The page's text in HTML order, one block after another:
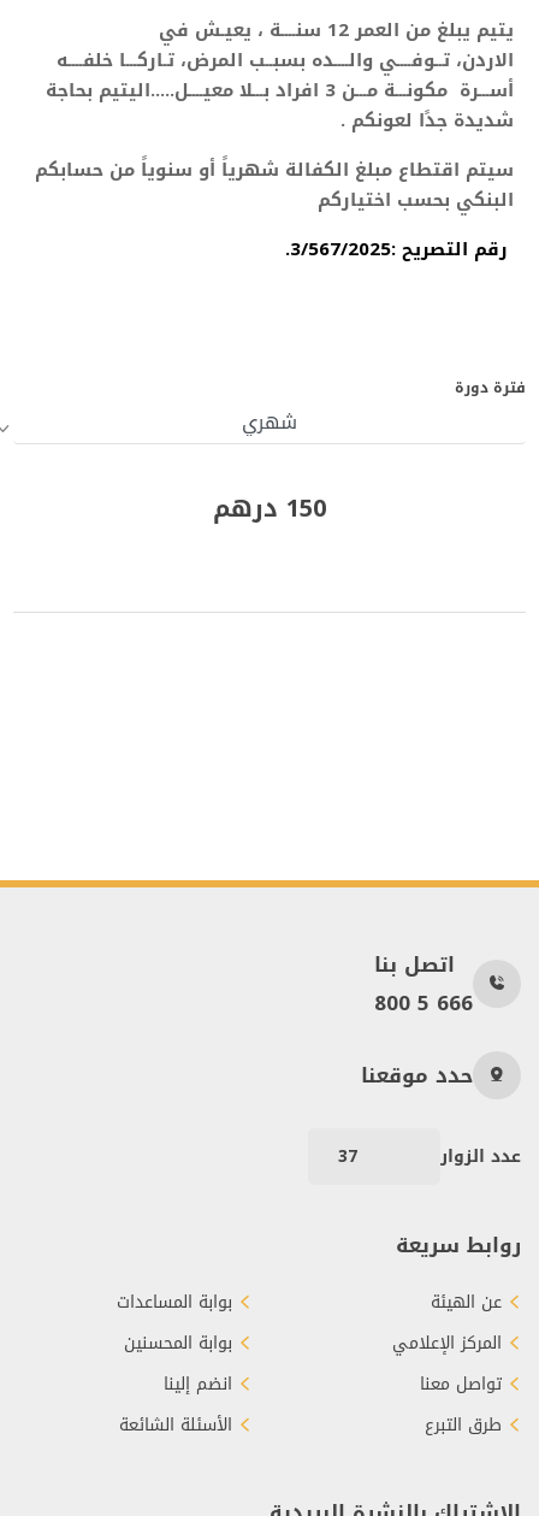
يتيم يبلغ من العمر 12 سنــــة ، يعيـش في
الاردن، تــوفــــي والــــده بسبــب المرض، تـاركـــا خلفــــه
أســـرة مكونـــة مـــن 3 افراد بـــلا معيــــل.....
اليتيم بحاجة
شديدة جدًا لعونكم .
سيتم اقتطاع مبلغ الكفالة شهرياً أو سنوياً من حسابكم
البنكي بحسب اختياركم
رقم التصريح :3/567/2025.
فترة دورة
150 درهم
اتصل بنا
800 5 666
حدد موقعنا
عدد الزوار 37
روابط سريعة
عن الهيئة
المركز الإعلامي
تواصل معنا
طرق التبرع
بوابة المساعدات
بوابة المحسنين
انضم إلينا
الأسئلة الشائعة